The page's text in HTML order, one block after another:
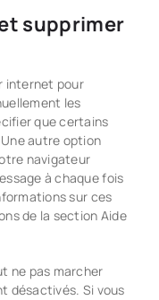
supprimer
internet pour
les
que certains
autre option
navigateur
à chaque fois
sur ces
de la section Aide
ne pas marcher
désactivés. Si vous